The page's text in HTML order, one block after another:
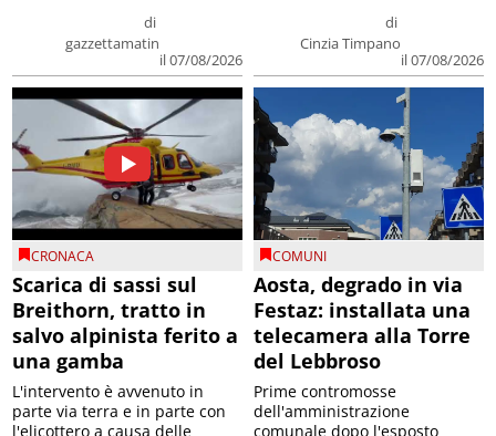
di
gazzettamatin
il 07/08/2026
di
Cinzia Timpano
il 07/08/2026
CRONACA
Scarica di sassi sul
Breithorn, tratto in
salvo alpinista ferito a
una gamba
L'intervento è avvenuto in
parte via terra e in parte con
l'elicottero a causa delle
COMUNI
Aosta, degrado in via
Festaz: installata una
telecamera alla Torre
del Lebbroso
Prime contromosse
dell'amministrazione
comunale dopo l'esposto